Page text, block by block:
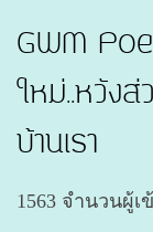
GWM
ใหม่..หวังส่
บ้านเรา
1563 จำนวนผู้เ